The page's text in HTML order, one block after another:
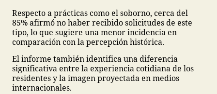
Respecto a prácticas como el soborno, cerca del
85% afirmó no haber recibido solicitudes de este
tipo, lo que sugiere una menor incidencia en
comparación con la percepción histórica.
El informe también identifica una diferencia
significativa entre la experiencia cotidiana de los
residentes y la imagen proyectada en medios
internacionales.